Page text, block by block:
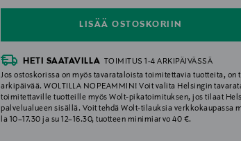
LISÄÄ OSTOSKORIIN
HETI SAATAVILLA
TOIMITUS 1-4 ARKIPÄIVÄSSÄ
Jos ostoskorissa on myös tavarataloista toimitettavia tuotteita, on
arkipäivää. WOLTILLA NOPEAMMIN! Voit valita Helsingin
toimitettaville tuotteille myös Wolt-pikatoimituksen, jos tilaat
palvelualueen sisällä. Voit tehdä Wolt-tilauksia verkkokaupassa
la 10–17.30 ja su 12–16.30, tuotteen minimiarvo 40 €.